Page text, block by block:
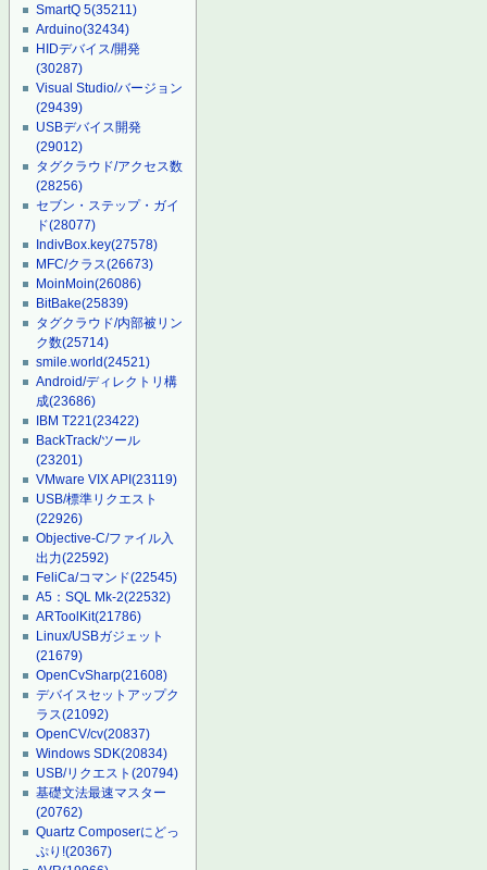
SmartQ 5(35211)
Arduino(32434)
HIDデバイス/開発
(30287)
Visual Studio/バージョン
(29439)
USBデバイス開発
(29012)
タグクラウド/アクセス数
(28256)
セブン・ステップ・ガイ
ド(28077)
IndivBox.key(27578)
MFC/クラス(26673)
MoinMoin(26086)
BitBake(25839)
タグクラウド/内部被リン
ク数(25714)
smile.world(24521)
Android/ディレクトリ構
成(23686)
IBM T221(23422)
BackTrack/ツール
(23201)
VMware VIX API(23119)
USB/標準リクエスト
(22926)
Objective-C/ファイル入
出力(22592)
FeliCa/コマンド(22545)
A5：SQL Mk-2(22532)
ARToolKit(21786)
Linux/USBガジェット
(21679)
OpenCvSharp(21608)
デバイスセットアップク
ラス(21092)
OpenCV/cv(20837)
Windows SDK(20834)
USB/リクエスト(20794)
基礎文法最速マスター
(20762)
Quartz Composerにどっ
ぷり!(20367)